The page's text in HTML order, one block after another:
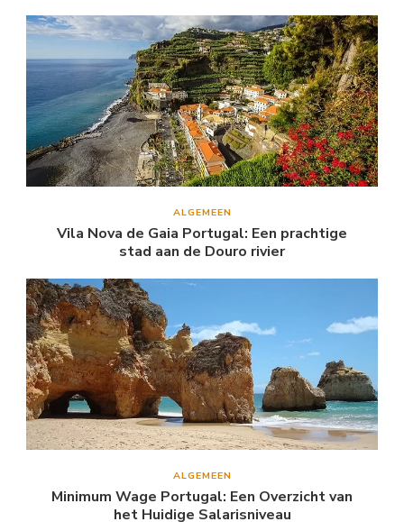
ALGEMEEN
Vila Nova de Gaia Portugal: Een prachtige
stad aan de Douro rivier
ALGEMEEN
Minimum Wage Portugal: Een Overzicht van
het Huidige Salarisniveau